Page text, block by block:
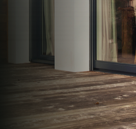
apporter : Tarifs directs
d'achat - Assistance
service réactif avec
07 83 35 69 17
MON DEVIS MOTEUR
Voir tous nos produits